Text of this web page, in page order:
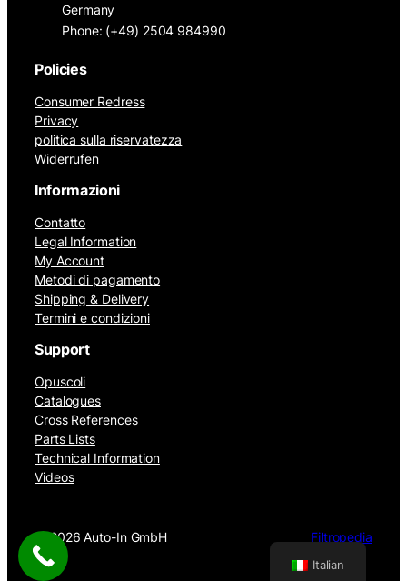
Germany
Phone: (+49) 2504 984990
Policies
Consumer Redress
Privacy
politica sulla riservatezza
Widerrufen
Informazioni
Contatto
Legal Information
My Account
Metodi di pagamento
Shipping & Delivery
Termini e condizioni
Support
Opuscoli
Catalogues
Cross References
Parts Lists
Technical Information
Videos
© 2026 Auto-In GmbH Filtropedia
Italian